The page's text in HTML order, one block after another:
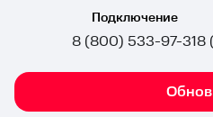
Подключение
8 (800) 533-97-318